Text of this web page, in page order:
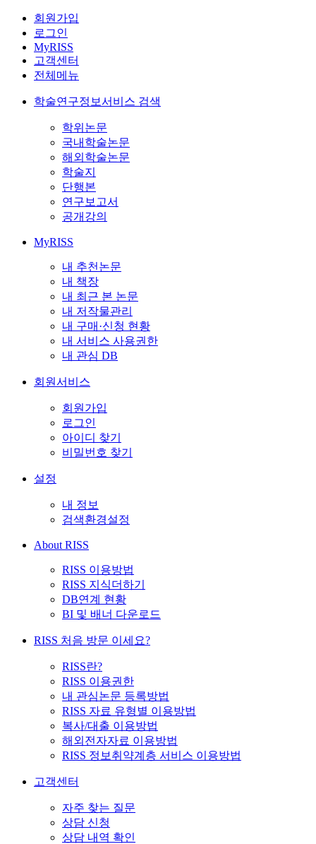
회원가입
로그인
MyRISS
고객센터
전체메뉴
학술연구정보서비스 검색
학위논문
국내학술논문
해외학술논문
학술지
단행본
연구보고서
공개강의
MyRISS
내 추천논문
내 책장
내 최근 본 논문
내 저작물관리
내 구매·신청 현황
내 서비스 사용권한
내 관심 DB
회원서비스
회원가입
로그인
아이디 찾기
비밀번호 찾기
설정
내 정보
검색환경설정
About RISS
RISS 이용방법
RISS 지식더하기
DB연계 현황
BI 및 배너 다운로드
RISS 처음 방문 이세요?
RISS란?
RISS 이용권한
내 관심논문 등록방법
RISS 자료 유형별 이용방법
복사/대출 이용방법
해외전자자료 이용방법
RISS 정보취약계층 서비스 이용방법
고객센터
자주 찾는 질문
상담 신청
상담 내역 확인